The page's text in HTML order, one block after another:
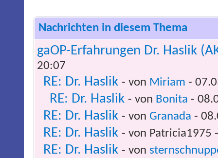
Nachrichten in diesem Thema
gaOP-Erfahrungen Dr. Haslik
20:07
RE: Dr. Haslik - von Miriam -
RE: Dr. Haslik - von Bonita -
RE: Dr. Haslik - von Granada -
RE: Dr. Haslik - von Patricia1975
RE: Dr. Haslik - von